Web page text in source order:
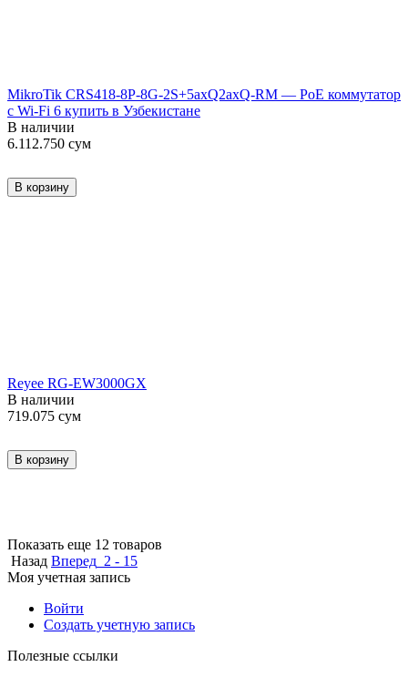
MikroTik CRS418-8P-8G-2S+5axQ2axQ-RM — PoE коммутатор
с Wi-Fi 6 купить в Узбекистане
В наличии
6.112.750 сум
В корзину
Reyee RG-EW3000GX
В наличии
719.075 сум
В корзину
Показать еще 12 товаров
Назад Вперед 2 - 15
Моя учетная запись
Войти
Создать учетную запись
Полезные ссылки